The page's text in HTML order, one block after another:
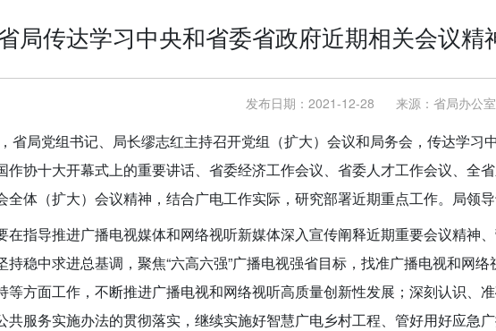
局传达学习中央和省委省政府近期相关会议
发布日期：2021-12-28 来源： 省局办公室
省局党组书记、局长缪志红主持召开党组（扩大）会议和局务会，传达学习
作协十大开幕式上的重要讲话、省委经济工作会议、省委人才工作会议、全
全体（扩大）会议精神，结合广电工作实际，研究部署近期重点工作。局领
在指导推进广播电视媒体和网络视听新媒体深入宣传阐释近期重要会议精神
持稳中求进总基调，聚焦“六高六强”广播电视强省目标，找准广播电视和网
等方面工作，不断推进广播电视和网络视听高质量创新性发展；深刻认识、
共服务实施办法的贯彻落实，继续实施好智慧广电乡村工程、管好用好应急